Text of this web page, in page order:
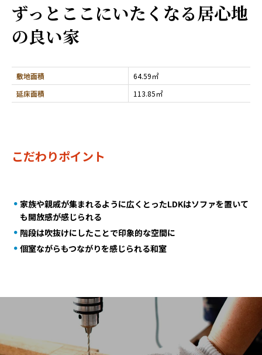
ずっとここにいたくなる居心地
の良い家
敷地面積
64.59㎡
延床面積
113.85㎡
こだわりポイント
家族や親戚が集まれるように広くとったLDKはソファを置いて
も開放感が感じられる
階段は吹抜けにしたことで印象的な空間に
個室ながらもつながりを感じられる和室